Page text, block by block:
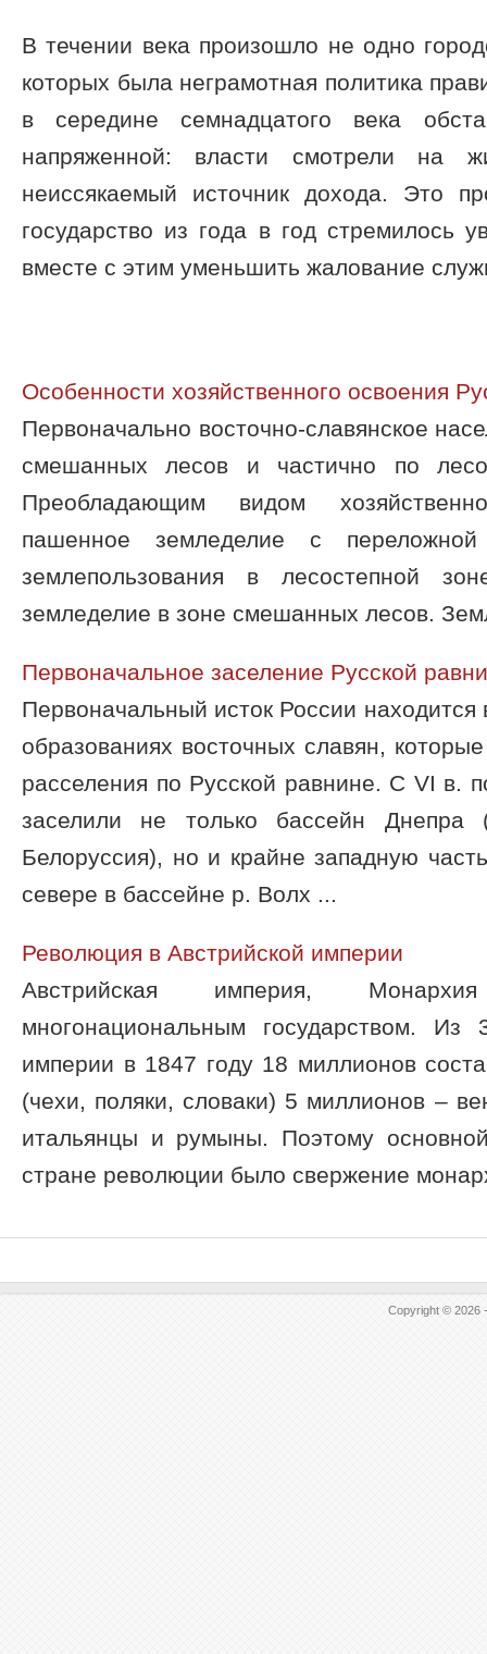
В течении века произошло не одно
которых была неграмотная политика
в середине семнадцатого века
напряженной: власти смотрели на
неиссякаемый источник дохода. Это
государство из года в год стремилось
вместе с этим уменьшить жалование
Особенности хозяйственного освоения
Первоначально восточно-славянское
смешанных лесов и частично по
Преобладающим видом
пашенное земледелие с
землепользования в лесостепной
земледелие в зоне смешанных лесов.
Первоначальное заселение Русской
Первоначальный исток России находится
образованиях восточных славян,
расселения по Русской равнине. С VI в.
заселили не только бассейн Днепра
Белоруссия), но и крайне западную
севере в бассейне р. Волх ...
Революция в Австрийской империи
Австрийская империя,
многонациональным государством. Из
империи в 1847 году 18 миллионов
(чехи, поляки, словаки) 5 миллионов –
итальянцы и румыны. Поэтому
стране революции было свержение
Copyright © 2026